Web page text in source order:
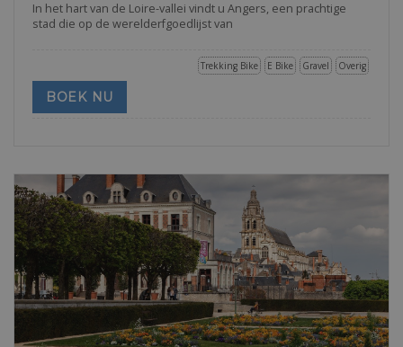
In het hart van de Loire-vallei vindt u Angers, een prachtige
stad die op de werelderfgoedlijst van
Overig
Gravel
E Bike
Trekking Bike
BOEK NU